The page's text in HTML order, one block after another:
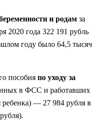
и родам за
2020 года 322 191 рубль
году было 64,5 тысяч
пособия по уходу за
в ФСС и работавших
— 27 984 рубля в